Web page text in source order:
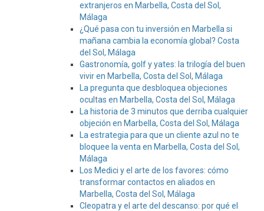
extranjeros en Marbella, Costa del Sol,
Málaga
¿Qué pasa con tu inversión en Marbella si
mañana cambia la economía global? Costa
del Sol, Málaga
Gastronomía, golf y yates: la trilogía del buen
vivir en Marbella, Costa del Sol, Málaga
La pregunta que desbloquea objeciones
ocultas en Marbella, Costa del Sol, Málaga
La historia de 3 minutos que derriba cualquier
objeción en Marbella, Costa del Sol, Málaga
La estrategia para que un cliente azul no te
bloquee la venta en Marbella, Costa del Sol,
Málaga
Los Medici y el arte de los favores: cómo
transformar contactos en aliados en
Marbella, Costa del Sol, Málaga
Cleopatra y el arte del descanso: por qué el